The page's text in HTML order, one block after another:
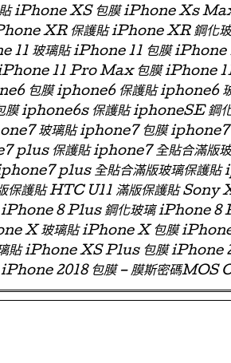
iPhone XS 包膜 iPhone Xs
XR 保護貼 iPhone XR 鋼化
11 玻璃貼 iPhone 11 包膜
11 Pro Max 包膜 iPhone
包膜 iphone6 保護貼 iphone6 玻
iphone6s 保護貼 iphoneSE 鋼
玻璃貼 iphone7 包膜
保護貼 iphone7 全貼合滿版玻
plus 全貼合滿版玻璃保護貼
貼 HTC U11 滿版保護貼 Sony
8 Plus 鋼化玻璃 iPhone 8
X 玻璃貼 iPhone X 包膜
iPhone XS Plus 包膜 iPhone
2018 包膜 – 膜斯密碼MOS